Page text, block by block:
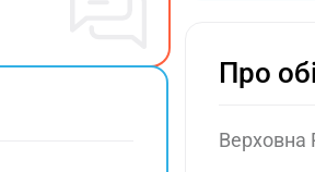
Про
Верховна